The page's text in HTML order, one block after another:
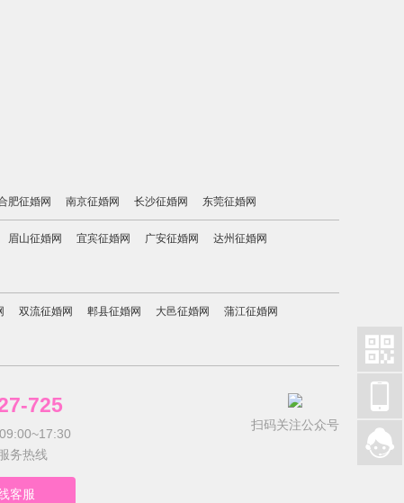
肥征婚网 南京征婚网 长沙征婚网 东莞征婚网
眉山征婚网 宜宾征婚网 广安征婚网 达州征婚网
双流征婚网 郫县征婚网 大邑征婚网 蒲江征婚网
725
务热线
客服
扫码关注公众号

